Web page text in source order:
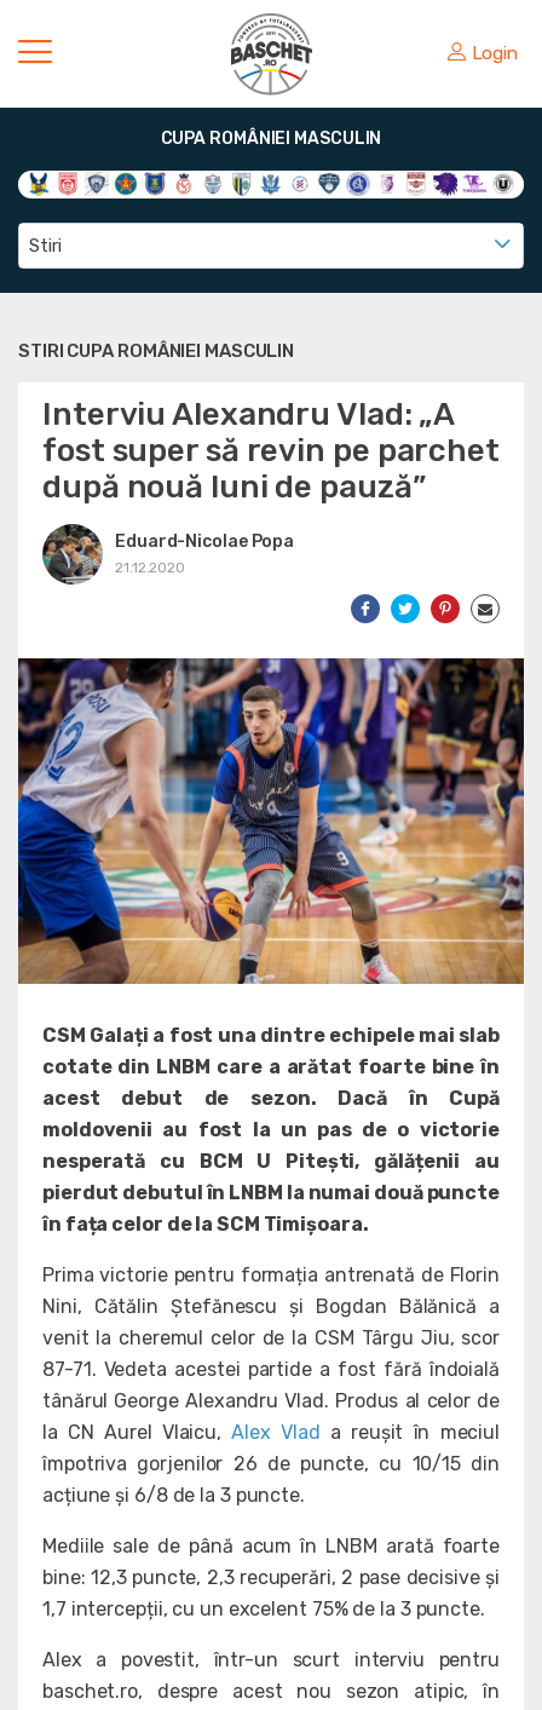
Login
CUPA ROMÂNIEI MASCULIN
Stiri
STIRI CUPA ROMÂNIEI MASCULIN
Interviu Alexandru Vlad: „A
fost super să revin pe parchet
după nouă luni de pauză”
Eduard-Nicolae Popa
21.12.2020
CSM Galați a fost una dintre echipele mai slab
cotate din LNBM care a arătat foarte bine în
acest debut de sezon. Dacă în Cupă
moldovenii au fost la un pas de o victorie
nesperată cu BCM U Pitești, gălățenii au
pierdut debutul în LNBM la numai două puncte
în fața celor de la SCM Timișoara.
Prima victorie pentru formația antrenată de Florin
Nini, Cătălin Ștefănescu și Bogdan Bălănică a
venit la cheremul celor de la CSM Târgu Jiu, scor
87-71. Vedeta acestei partide a fost fără îndoială
tânărul George Alexandru Vlad. Produs al celor de
la CN Aurel Vlaicu,Alex Vlad
a reușit în meciul
împotriva gorjenilor 26 de puncte, cu 10/15 din
acțiune și 6/8 de la 3 puncte.
Mediile sale de până acum în LNBM arată foarte
bine: 12,3 puncte, 2,3 recuperări, 2 pase decisive și
1,7 intercepții, cu un excelent 75% de la 3 puncte.
Alex a povestit, într-un scurt interviu pentru
baschet.ro, despre acest nou sezon atipic, în